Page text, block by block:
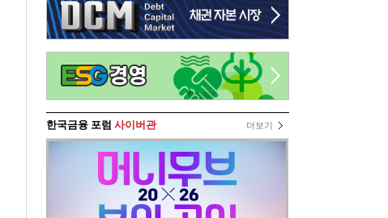
한국금융 포럼 사이버관 더보기